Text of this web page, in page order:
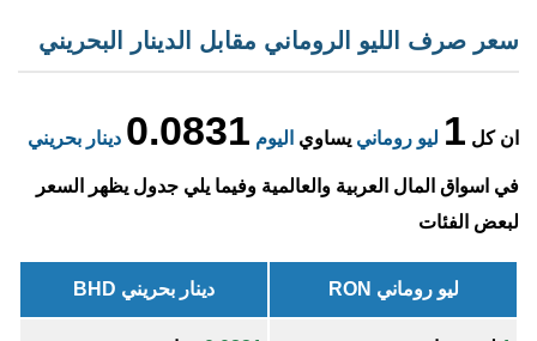
سعر صرف الليو الروماني مقابل الدينار البحريني
ان كل 1 ليو روماني يساوي اليوم 0.0831 دينار بحريني
في اسواق المال العربية والعالمية وفيما يلي جدول يظهر السعر
لبعض الفئات
ليو روماني RON دينار بحريني BHD